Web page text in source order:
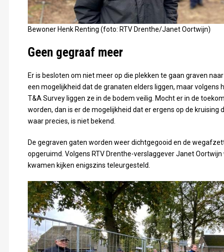
Bewoner Henk Renting (foto: RTV Drenthe/Janet Oortwijn)
Geen gegraaf meer
Er is besloten om niet meer op die plekken te gaan graven
een mogelijkheid dat de granaten elders liggen, maar volgens
T&A Survey liggen ze in de bodem veilig. Mocht er in de
worden, dan is er de mogelijkheid dat er ergens op de kruising
waar precies, is niet bekend.
De gegraven gaten worden weer dichtgegooid en de
opgeruimd. Volgens RTV Drenthe-verslaggever Janet
kwamen kijken enigszins teleurgesteld.